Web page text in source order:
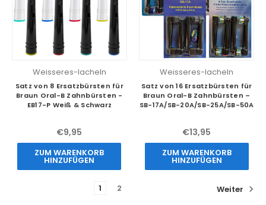
Weisseres-lacheln
Satz von 8 Ersatzbürsten für
Braun Oral-B Zahnbürsten -
EB17-P Weiß & Schwarz
€9,95
ZUM WARENKORB
HINZUFÜGEN
Weisseres-lacheln
Satz von 16 Ersatzbürsten für
Braun Oral-B Zahnbürsten –
SB-17A/SB-20A/SB-25A/SB-50A
€13,95
ZUM WARENKORB
HINZUFÜGEN
1 2 Weiter